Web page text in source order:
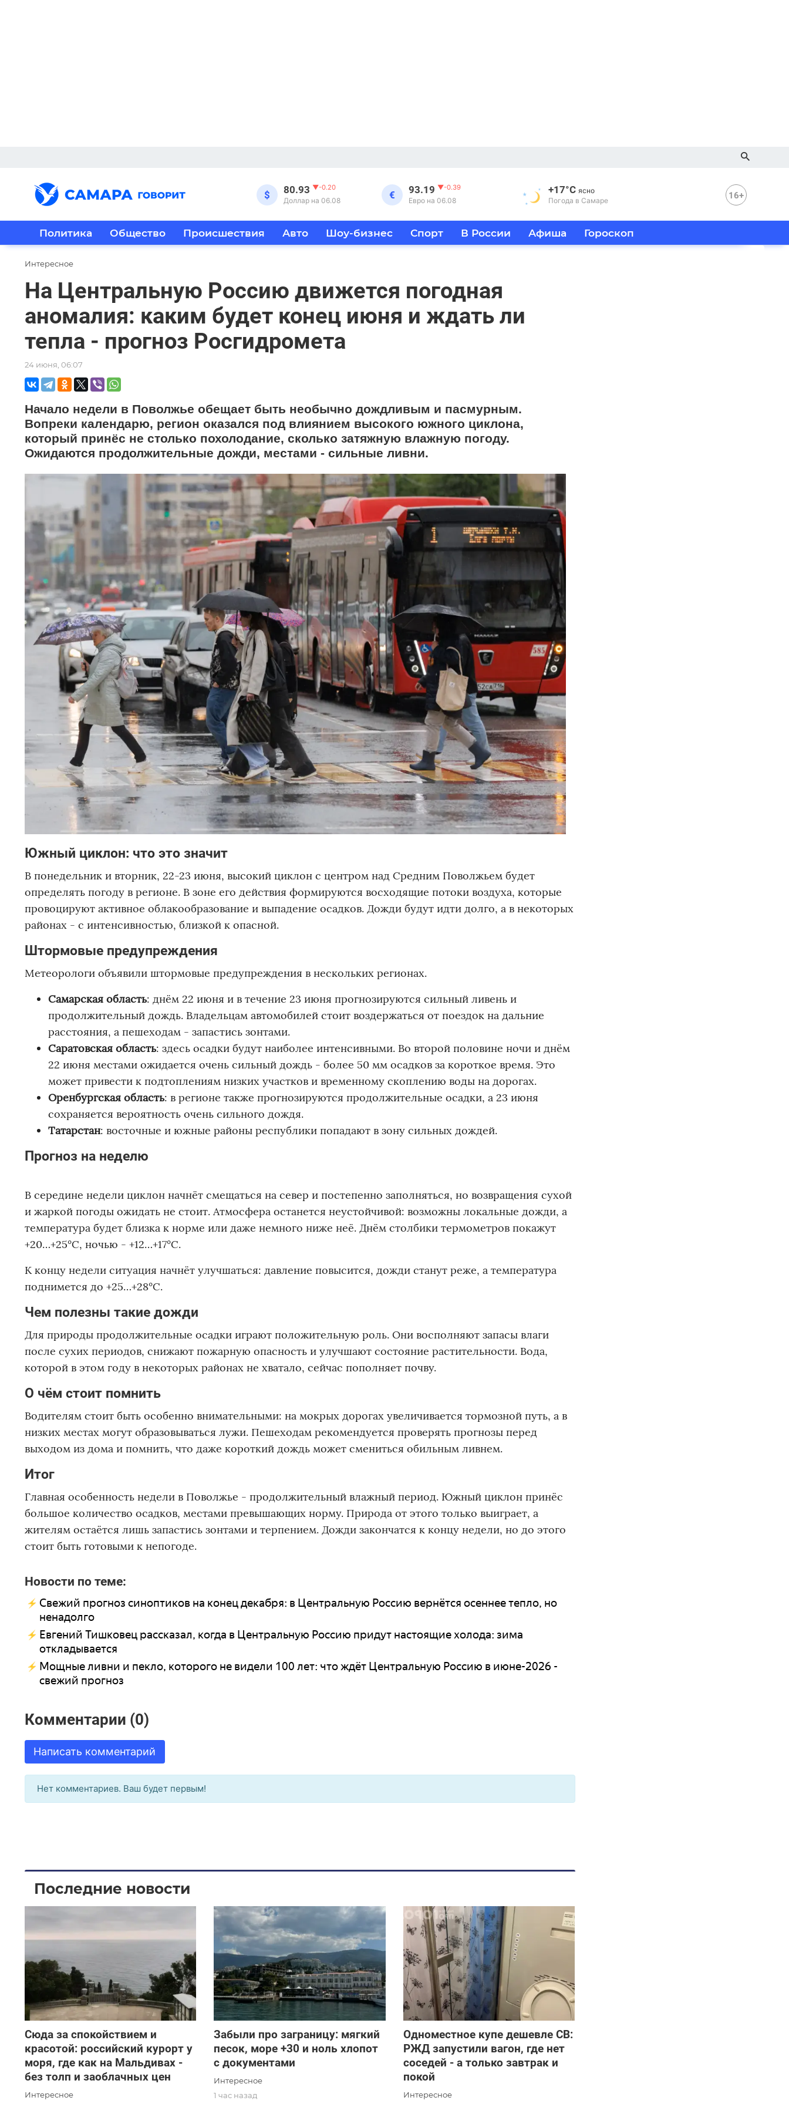
$ 80.93 ▼-0.20
Доллар на 06.08 € 93.19 ▼-0.39
Евро на 06.08
+17°C ясно
Погода в Самаре
16+
Политика Общество Происшествия Авто Шоу-бизнес Спорт В России Афиша Гороскоп
Интересное
На Центральную Россию движется погодная
аномалия: каким будет конец июня и ждать ли
тепла - прогноз Росгидромета
24 июня, 06:07
Начало недели в Поволжье обещает быть необычно дождливым и пасмурным.
Вопреки календарю, регион оказался под влиянием высокого южного циклона,
который принёс не столько похолодание, сколько затяжную влажную погоду.
Ожидаются продолжительные дожди, местами - сильные ливни.
Южный циклон: что это значит
В понедельник и вторник, 22-23 июня, высокий циклон с центром над Средним Поволжьем будет
определять погоду в регионе. В зоне его действия формируются восходящие потоки воздуха, которые
провоцируют активное облакообразование и выпадение осадков. Дожди будут идти долго, а в некоторых
районах - с интенсивностью, близкой к опасной.
Штормовые предупреждения
Метеорологи объявили штормовые предупреждения в нескольких регионах.
Самарская область: днём 22 июня и в течение 23 июня прогнозируются сильный ливень и
продолжительный дождь. Владельцам автомобилей стоит воздержаться от поездок на дальние
расстояния, а пешеходам - запастись зонтами.
Саратовская область: здесь осадки будут наиболее интенсивными. Во второй половине ночи и днём
22 июня местами ожидается очень сильный дождь - более 50 мм осадков за короткое время. Это
может привести к подтоплениям низких участков и временному скоплению воды на дорогах.
Оренбургская область: в регионе также прогнозируются продолжительные осадки, а 23 июня
сохраняется вероятность очень сильного дождя.
Татарстан: восточные и южные районы республики попадают в зону сильных дождей.
Прогноз на неделю
В середине недели циклон начнёт смещаться на север и постепенно заполняться, но возвращения сухой
и жаркой погоды ожидать не стоит. Атмосфера останется неустойчивой: возможны локальные дожди, а
температура будет близка к норме или даже немного ниже неё. Днём столбики термометров покажут
+20…+25°C, ночью - +12…+17°C.
К концу недели ситуация начнёт улучшаться: давление повысится, дожди станут реже, а температура
поднимется до +25…+28°C.
Чем полезны такие дожди
Для природы продолжительные осадки играют положительную роль. Они восполняют запасы влаги
после сухих периодов, снижают пожарную опасность и улучшают состояние растительности. Вода,
которой в этом году в некоторых районах не хватало, сейчас пополняет почву.
О чём стоит помнить
Водителям стоит быть особенно внимательными: на мокрых дорогах увеличивается тормозной путь, а в
низких местах могут образовываться лужи. Пешеходам рекомендуется проверять прогнозы перед
выходом из дома и помнить, что даже короткий дождь может смениться обильным ливнем.
Итог
Главная особенность недели в Поволжье - продолжительный влажный период. Южный циклон принёс
большое количество осадков, местами превышающих норму. Природа от этого только выиграет, а
жителям остаётся лишь запастись зонтами и терпением. Дожди закончатся к концу недели, но до этого
стоит быть готовыми к непогоде.
Новости по теме:
Свежий прогноз синоптиков на конец декабря: в Центральную Россию вернётся осеннее тепло, но
ненадолго
Евгений Тишковец рассказал, когда в Центральную Россию придут настоящие холода: зима
откладывается
Мощные ливни и пекло, которого не видели 100 лет: что ждёт Центральную Россию в июне-2026 -
свежий прогноз
Комментарии (0)
Написать комментарий
Нет комментариев. Ваш будет первым!
Последние новости
Сюда за спокойствием и
красотой: российский курорт у
моря, где как на Мальдивах -
без толп и заоблачных цен
Интересное
Забыли про заграницу: мягкий
песок, море +30 и ноль хлопот
с документами
Интересное
1 час назад
Одноместное купе дешевле СВ:
РЖД запустили вагон, где нет
соседей - а только завтрак и
покой
Интересное